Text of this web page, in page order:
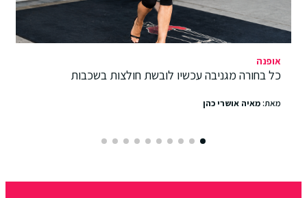
אופנה
כל בחורה מגניבה עכשיו לובשת חולצות בשכבות
מאת:מאיה אושרי כהן